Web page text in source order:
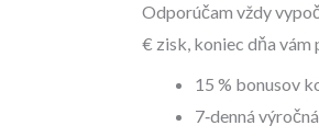
Odporúčam vždy
€ zisk, koniec dňa vám
15 % bonusov
7‑denná